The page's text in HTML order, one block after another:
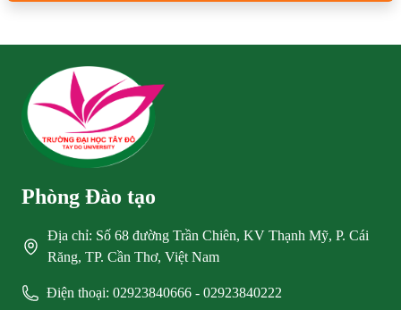
Phòng Đào tạo
Địa chỉ: Số 68 đường Trần Chiên, KV Thạnh Mỹ, P. Cái
Răng, TP. Cần Thơ, Việt Nam
Điện thoại: 02923840666 - 02923840222